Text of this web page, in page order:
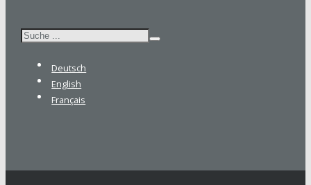
Suchen
Deutsch
English
Français